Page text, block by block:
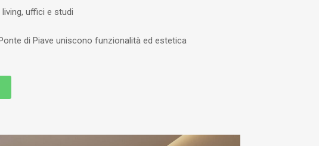
uffici e studi
di Piave uniscono funzionalità ed estetica